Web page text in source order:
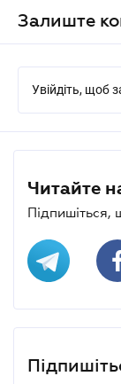
Залиште
Увійдіть, щоб
Читайте
Підпишіться,